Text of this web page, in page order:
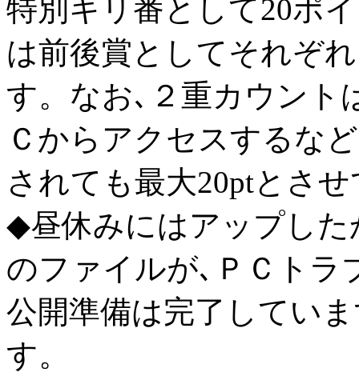
特別キリ番として20ポ
は前後賞としてそれぞ
す。なお､２重カウント
Ｃからアクセスするな
されても最大20ptとさ
◆昼休みにはアップし
のファイルが､ＰＣトラ
公開準備は完了してい
す。